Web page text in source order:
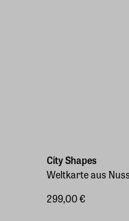
City Shapes
Weltkarte aus
299,00 €